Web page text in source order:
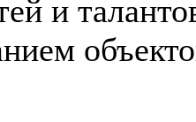
и